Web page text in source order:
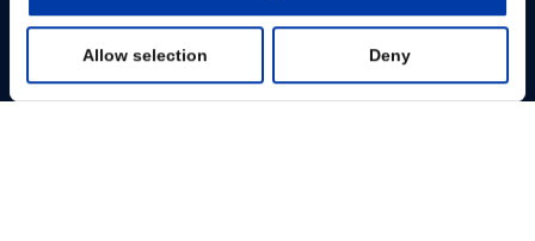
StatisticsAllow selection Deny
Please give us your consent so we can answer you
Change consent